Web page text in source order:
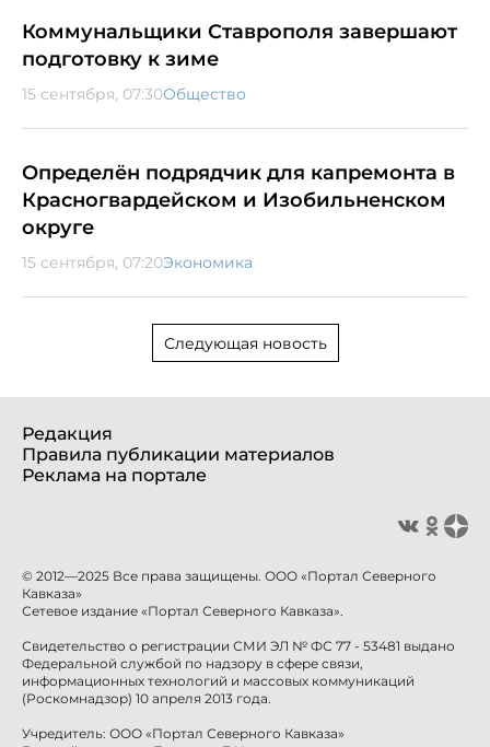
Коммунальщики Ставрополя завершают
подготовку к зиме
15 сентября, 07:30Общество
Определён подрядчик для капремонта в
Красногвардейском и Изобильненском
округе
15 сентября, 07:20Экономика
Следующая новость
Редакция
Правила публикации материалов
Реклама на портале
© 2012—2025 Все права защищены. ООО «Портал Северного
Кавказа»
Сетевое издание «Портал Северного Кавказа».
Свидетельство о регистрации СМИ ЭЛ № ФС 77 - 53481 выдано
Федеральной службой по надзору в сфере связи,
информационных технологий и массовых коммуникаций
(Роскомнадзор) 10 апреля 2013 года.
Учредитель: ООО «Портал Северного Кавказа»